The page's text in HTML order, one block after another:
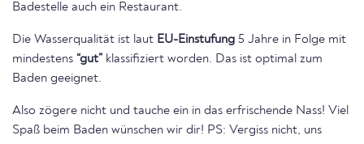
Badestelle auch ein Restaurant.
Die Wasserqualität ist laut EU-Einstufung 5 Jahre in Folge mit
mindestens “gut” klassifiziert worden. Das ist optimal zum
Baden geeignet.
Also zögere nicht und tauche ein in das erfrischende Nass! Viel
Spaß beim Baden wünschen wir dir! PS: Vergiss nicht, uns